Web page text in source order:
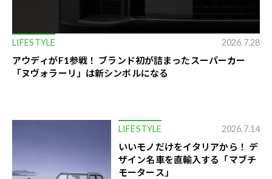
LIFESTYLE 2026.7.28
アウディがF1参戦！ ブランド初が詰まったスーパーカー
「ヌヴォラーリ」は新シンボルになる
LIFESTYLE 2026.7.14
いいモノだけをイタリアから！ デ
ザイン名車を直輸入する「マブチ
モータース」